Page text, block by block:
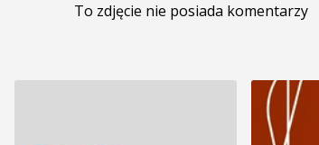
To zdjęcie nie posiada komentarzy